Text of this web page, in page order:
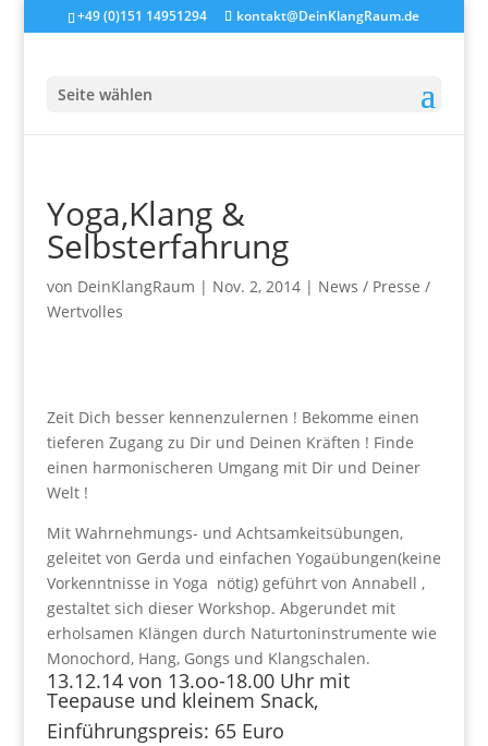
+49 (0)151 14951294 kontakt@DeinKlangRaum.de
Seite wählen
Yoga,Klang &
Selbsterfahrung
von DeinKlangRaum | Nov. 2, 2014| News / Presse /
Wertvolles
Zeit Dich besser kennenzulernen ! Bekomme einen
tieferen Zugang zu Dir und Deinen Kräften ! Finde
einen harmonischeren Umgang mit Dir und Deiner
Welt !
Mit Wahrnehmungs- und Achtsamkeitsübungen,
geleitet von Gerda und einfachen Yogaübungen(keine
Vorkenntnisse in Yoga nötig) geführt von Annabell ,
gestaltet sich dieser Workshop. Abgerundet mit
erholsamen Klängen durch Naturtoninstrumente wie
Monochord, Hang, Gongs und Klangschalen.
13.12.14 von 13.oo-18.00 Uhr mit
Teepause und kleinem Snack,
Einführungspreis: 65 Euro